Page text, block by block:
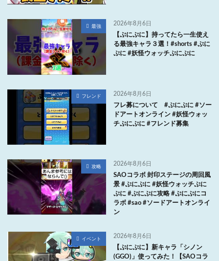
最強 2026年8月6日
【ぷにぷに】持ってたら一生使え
る最強キャラ３選！#shorts #ぷに
ぷに #妖怪ウォッチぷにぷに
フレンド 2026年8月6日
フレ募について #ぷにぷに #ソー
ドアートオンライン #妖怪ウォッ
チぷにぷに #フレンド募集
攻略 2026年8月6日
SAOコラボ 封印ステージの周回風
景 #ぷにぷに #妖怪ウォッチぷに
ぷに #ぷにぷに攻略 #ぷにぷにコ
ラボ #sao #ソードアートオンライ
ン
イベント 2026年8月6日
【ぷにぷに】新キャラ「シノン
(GGO)」使ってみた！【SAOコラ